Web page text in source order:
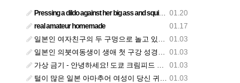
01.20
Pressing a dildo against her big ass and squirting from below
01.17
real amateur homemade
01.03
일본인 여자친구의 두 구멍으로 놀고 있어요
01.03
일본인 의붓여동생이 생애 첫 구강 성경험을 공개하다
01.03
가상 금기 - 안녕하세요! 도쿄 크림피드 시엘에서
01.03
털이 많은 일본 아마추어 여성이 당신 귀에 대고 신음하며 자위합니다. 그녀가 오르가즘에 도달하는 모습을 보세요?